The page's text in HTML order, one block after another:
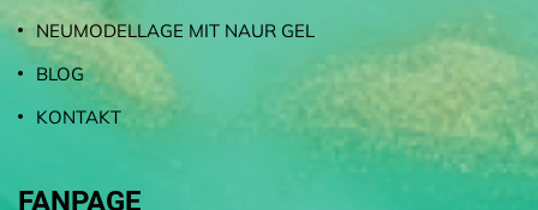
NEUMODELLAGE MIT NAUR GEL
BLOG
KONTAKT
FANPAGE